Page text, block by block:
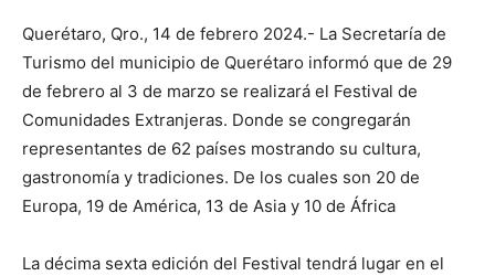
Querétaro, Qro., 14 de febrero 2024.- La Secretaría de
Turismo del municipio de Querétaro informó que de 29
de febrero al 3 de marzo se realizará el Festival de
Comunidades Extranjeras. Donde se congregarán
representantes de 62 países mostrando su cultura,
gastronomía y tradiciones. De los cuales son 20 de
Europa, 19 de América, 13 de Asia y 10 de África
La décima sexta edición del Festival tendrá lugar en el